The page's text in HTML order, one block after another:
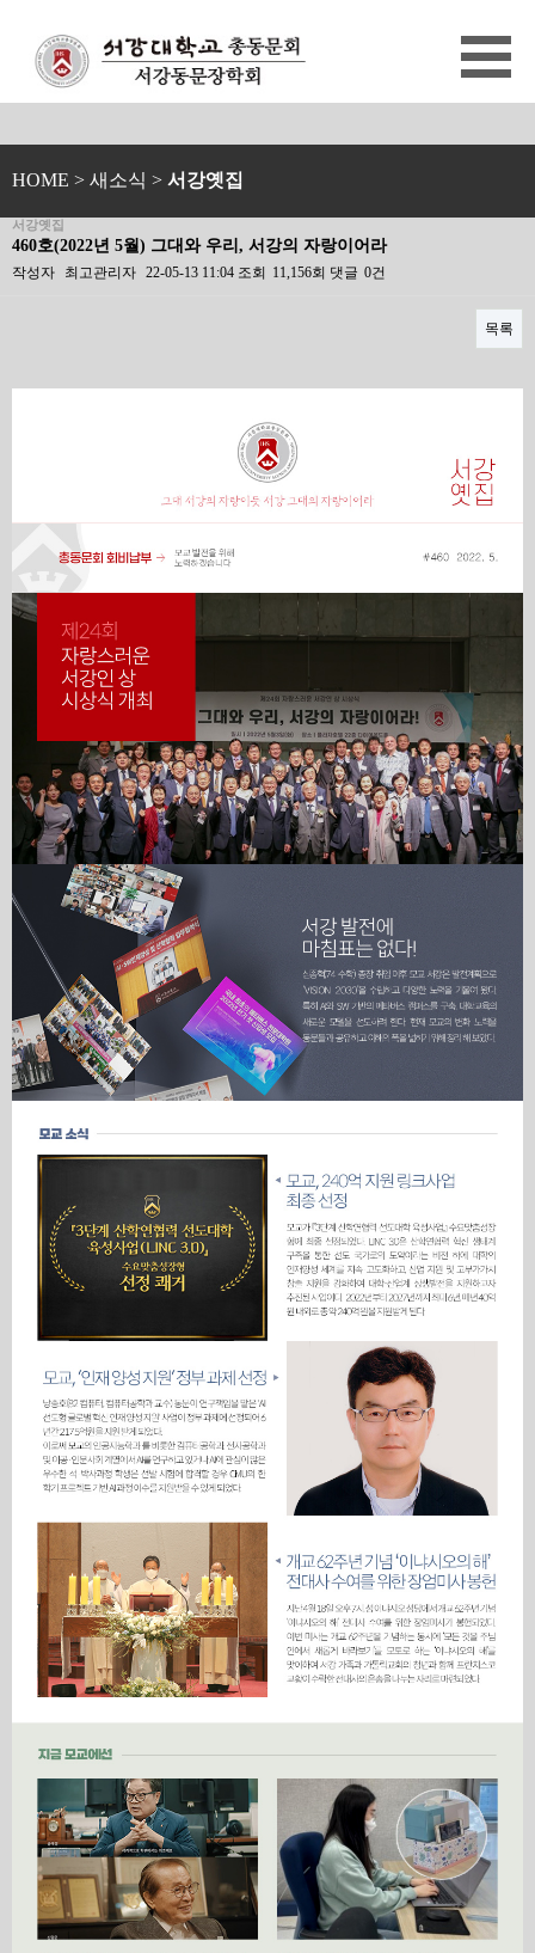
HOME > 새소식 > 서강옛집
서강옛집
460호(2022년 5월) 그대와 우리, 서강의 자랑이어라
작성자 최고관리자 22-05-13 11:04 조회 11,156회 댓글 0건
목록
본문